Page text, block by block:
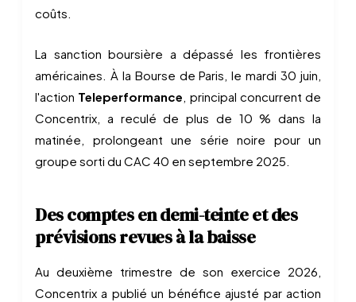
coûts.
La sanction boursière a dépassé les frontières
américaines. À la Bourse de Paris, le mardi 30 juin,
l'action Teleperformance, principal concurrent de
Concentrix, a reculé de plus de 10 % dans la
matinée, prolongeant une série noire pour un
groupe sorti du CAC 40 en septembre 2025.
Des comptes en demi-teinte et des
prévisions revues à la baisse
Au deuxième trimestre de son exercice 2026,
Concentrix a publié un bénéfice ajusté par action